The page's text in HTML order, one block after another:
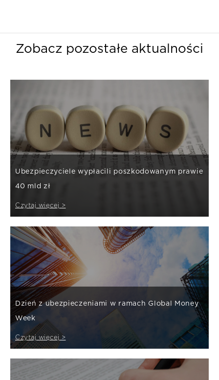
Zobacz pozostałe aktualności
Ubezpieczyciele wypłacili poszkodowanym prawie
40 mld zł
Czytaj więcej >
Dzień z ubezpieczeniami w ramach Global Money
Week
Czytaj więcej >